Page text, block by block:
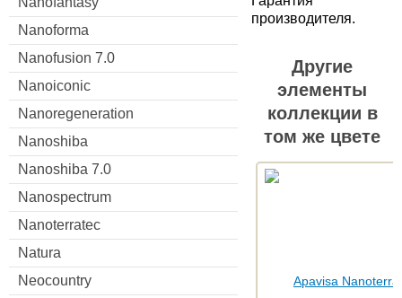
Nanoforma
Nanofusion 7.0
Nanoiconic
Nanoregeneration
Nanoshiba
Nanoshiba 7.0
Nanospectrum
Nanoterratec
Natura
Neocountry
производителя.
Другие
элементы
коллекции в
том же цвете